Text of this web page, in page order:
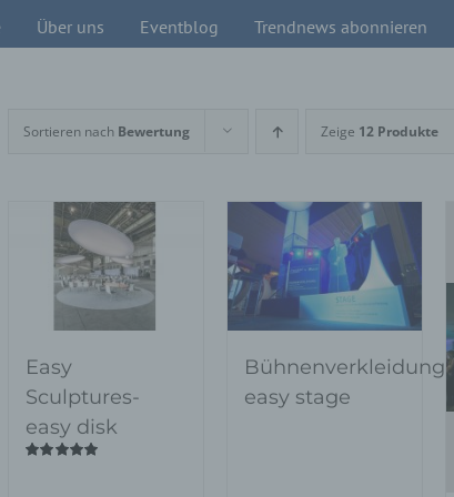
Über uns Eventblog Trendnews abonnieren
Sortieren nach Bewertung Zeige 12 Produkte
Easy
Sculptures-
easy disk
Bühnenverkleidung-
easy stage